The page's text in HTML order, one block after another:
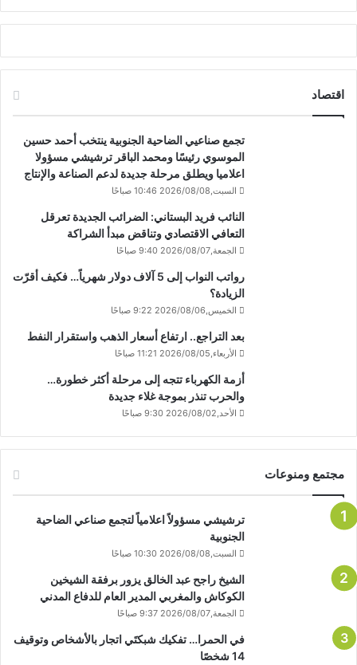
اقتصاد
تجمع صناعيي الضاحية الجنوبية ينتخب أحمد حسين
الموسوي رئيسًا ومحمد الباقر ترشيشي مسؤولا
اعلاميا ويطلق مرحلة جديدة لدعم الصناعة والإنتاج
السبت,2026/08/08 10:46 صباحًا
النائب فريد البستاني: الضرائب الجديدة تعرقل
التعافي الاقتصادي وتناقض مبدأ الشراكة
الجمعة,2026/08/07 9:40 صباحًا
رواتب النواب إلى 5 آلاف دولار شهرياً… فكيف أقرّت
الزيادة؟
الخميس,2026/08/06 9:22 صباحًا
بعد التراجع.. ارتفاع أسعار الذهب واستقرار النفط
الأربعاء,2026/08/05 11:21 صباحًا
أزمة الكهرباء تتجه إلى مرحلة أكثر خطورة…
والحرب تنذر بموجة غلاء جديدة
الأحد,2026/08/02 9:30 صباحًا
مجتمع ومنوعات
ترشيشي مسؤولاً اعلامياً لتجمع صناعي الضاحية
الجنوبية
السبت,2026/08/08 10:30 صباحًا
الشيخ راجح عبد الخالق يزور برفقة الشيخين
الكوكاش والمغربي المدير العام للدفاع المدني
الجمعة,2026/08/07 9:37 صباحًا
في الحمرا… تفكيك شبكتَي اتجار بالأشخاص وتوقيف
14 شخصًا